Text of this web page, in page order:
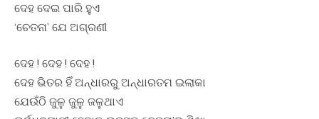
ଦେହ ଦେଇ ପାରି ହୁଏ
‘ଚେତନା’ ଯେ ଅଗ୍ରଣୀ
ଦେହ ! ଦେହ ! ଦେହ !
ଦେହ ଭିତର ହିଁ ଅନ୍ଧାରରୁ ଅନ୍ଧାରତମ ଇଲାକା
ଯେଉଁଠି ଜୁଳୁ ଜୁଳୁ ଜଳୁଥାଏ